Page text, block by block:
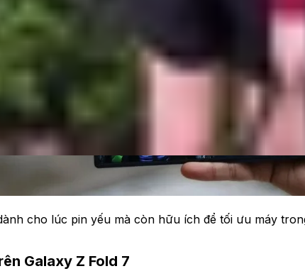
cho lúc pin yếu mà còn hữu ích để tối ưu máy
Galaxy Z Fold 7